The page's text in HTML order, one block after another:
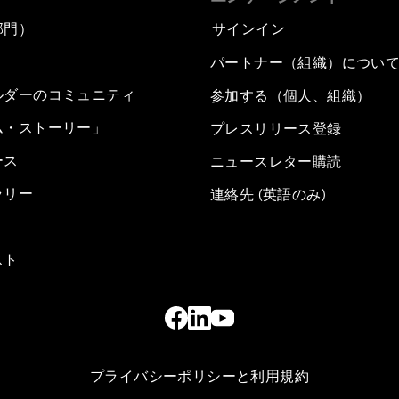
）
ーのコミュニティ
ストーリー」
リー
サインイン
パートナー（組織）につい
参加する（個人、組織）
プレスリリース登録
ニュースレター購読
連絡先 (英語のみ)
プライバシーポリシーと利用規約